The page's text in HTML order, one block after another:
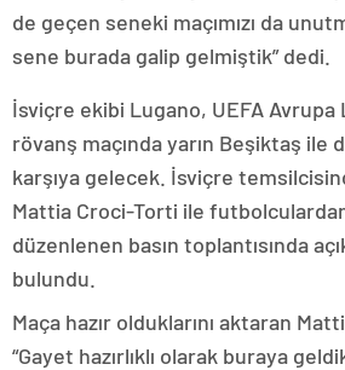
de geçen seneki maçımızı da
sene burada galip gelmiştik” dedi.
İsviçre ekibi Lugano, UEFA
rövanş maçında yarın Beşiktaş ile
karşıya gelecek. İsviçre
Mattia Croci-Torti ile
düzenlenen basın toplantısında
bulundu.
Maça hazır olduklarını aktaran
“Gayet hazırlıklı olarak buraya